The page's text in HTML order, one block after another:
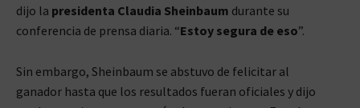
dijo la presidenta Claudia Sheinbaum durante su
conferencia de prensa diaria. “Estoy segura de eso”.
Sin embargo, Sheinbaum se abstuvo de felicitar al
ganador hasta que los resultados fueran oficiales y dijo